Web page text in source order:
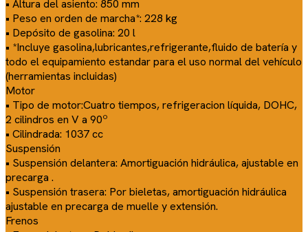
• Altura del asiento: 850 mm
• Peso en orden de marcha*: 228 kg
• Depósito de gasolina: 20 l
• *Incluye gasolina,lubricantes,refrigerante,fluido de batería y
todo el equipamiento estandar para el uso normal del vehículo
(herramientas incluidas)
Motor
• Tipo de motor:Cuatro tiempos, refrigeracion líquida, DOHC,
2 cilindros en V a 90º
• Cilindrada: 1037 cc
Suspensión
• Suspensión delantera: Amortiguación hidráulica, ajustable en
precarga .
• Suspensión trasera: Por bieletas, amortiguación hidráulica
ajustable en precarga de muelle y extensión.
Frenos